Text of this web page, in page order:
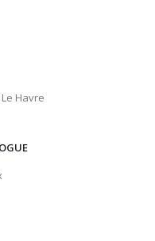
Le Havre